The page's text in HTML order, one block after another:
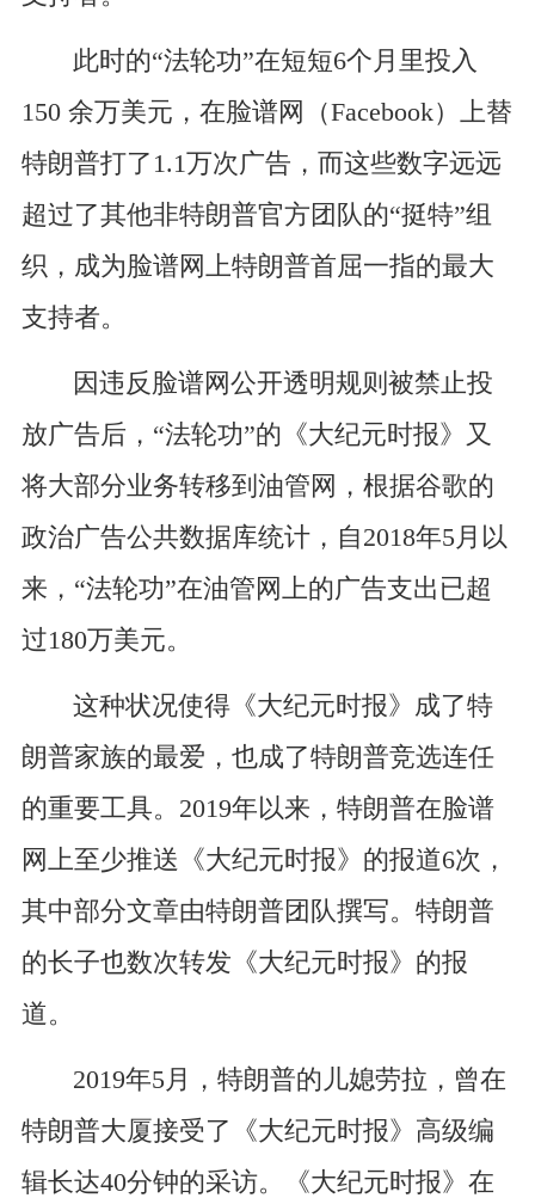
此时的“法轮功”在短短6个月里投入
150 余万美元，在脸谱网（Facebook）上替
特朗普打了1.1万次广告，而这些数字远远
超过了其他非特朗普官方团队的“挺特”组
织，成为脸谱网上特朗普首屈一指的最大
支持者。
因违反脸谱网公开透明规则被禁止投
放广告后，“法轮功”的《大纪元时报》又
将大部分业务转移到油管网，根据谷歌的
政治广告公共数据库统计，自2018年5月以
来，“法轮功”在油管网上的广告支出已超
过180万美元。
这种状况使得《大纪元时报》成了特
朗普家族的最爱，也成了特朗普竞选连任
的重要工具。2019年以来，特朗普在脸谱
网上至少推送《大纪元时报》的报道6次，
其中部分文章由特朗普团队撰写。特朗普
的长子也数次转发《大纪元时报》的报
道。
2019年5月，特朗普的儿媳劳拉，曾在
特朗普大厦接受了《大纪元时报》高级编
辑长达40分钟的采访。《大纪元时报》在